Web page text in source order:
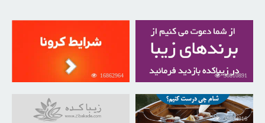
30810891
16862964
31034916